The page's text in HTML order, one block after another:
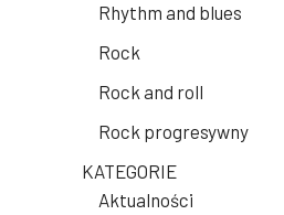
Rhythm and blues
Rock
Rock and roll
Rock progresywny
KATEGORIE
Aktualności